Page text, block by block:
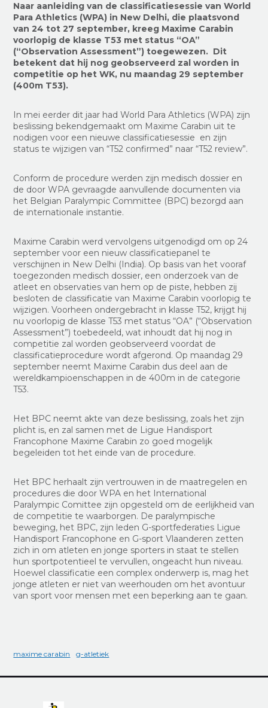
Naar aanleiding van de classificatiesessie van World
Para Athletics (WPA) in New Delhi, die plaatsvond
van 24 tot 27 september, kreeg Maxime Carabin
voorlopig de klasse T53 met status “OA”
(“Observation Assessment”) toegewezen. Dit
betekent dat hij nog geobserveerd zal worden in
competitie op het WK, nu maandag 29 september
(400m T53).
In mei eerder dit jaar had World Para Athletics (WPA) zijn
beslissing bekendgemaakt om Maxime Carabin uit te
nodigen voor een nieuwe classificatiesessie en zijn
status te wijzigen van “T52 confirmed” naar “T52 review”.
Conform de procedure werden zijn medisch dossier en
de door WPA gevraagde aanvullende documenten via
het Belgian Paralympic Committee (BPC) bezorgd aan
de internationale instantie.
Maxime Carabin werd vervolgens uitgenodigd om op 24
september voor een nieuw classificatiepanel te
verschijnen in New Delhi (India). Op basis van het vooraf
toegezonden medisch dossier, een onderzoek van de
atleet en observaties van hem op de piste, hebben zij
besloten de classificatie van Maxime Carabin voorlopig te
wijzigen. Voorheen ondergebracht in klasse T52, krijgt hij
nu voorlopig de klasse T53 met status “OA” (“Observation
Assessment”) toebedeeld, wat inhoudt dat hij nog in
competitie zal worden geobserveerd voordat de
classificatieprocedure wordt afgerond. Op maandag 29
september neemt Maxime Carabin dus deel aan de
wereldkampioenschappen in de 400m in de categorie
T53.
Het BPC neemt akte van deze beslissing, zoals het zijn
plicht is, en zal samen met de Ligue Handisport
Francophone Maxime Carabin zo goed mogelijk
begeleiden tot het einde van de procedure.
Het BPC herhaalt zijn vertrouwen in de maatregelen en
procedures die door WPA en het International
Paralympic Comittee zijn opgesteld om de eerlijkheid van
de competitie te waarborgen. De paralympische
beweging, het BPC, zijn leden G-sportfederaties Ligue
Handisport Francophone en G-sport Vlaanderen zetten
zich in om atleten en jonge sporters in staat te stellen
hun sportpotentieel te vervullen, ongeacht hun niveau.
Hoewel classificatie een complex onderwerp is, mag het
jonge atleten er niet van weerhouden om het avontuur
van sport voor mensen met een beperking aan te gaan.
maxime carabin g-atletiek